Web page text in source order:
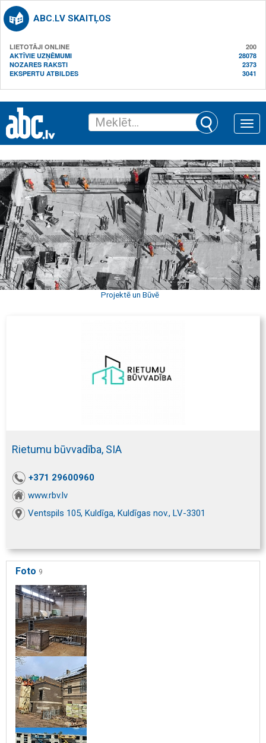
ABC.LV SKAITĻOS
LIETOTĀJI ONLINE
200
AKTĪVIE UZŅĒMUMI
28078
NOZARES RAKSTI
2373
EKSPERTU ATBILDES
3041
Toggle
Projektē un Būvē
Rietumu būvvadība, SIA
+371 29600960
www.rbv.lv
Ventspils 105, Kuldīga, Kuldīgas nov., LV-3301
Foto 9